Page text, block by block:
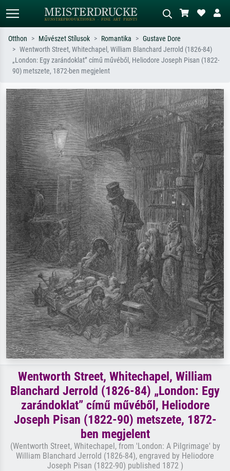
Alap keresés MI-képkereső
Keressen művész, műcím vagy stílus
impresszionizmus, Hokusai-hullám,
akt.
egy fa mellett.
Otthon Művészet Stílusok Romantika
Gustave Dore
Wentworth Street, Whitechapel, William Blanchard Jerrold (1826-84)
„London: Egy zarándoklat” című művéből, Heliodore Joseph Pisan (1822-
90) metszete, 1872-ben megjelent
Wentworth Street, Whitechapel, William
Blanchard Jerrold (1826-84) „London: Egy
zarándoklat” című művéből, Heliodore
Joseph Pisan (1822-90) metszete, 1872-
ben megjelent
(Wentworth Street, Whitechapel, from 'London: A Pilgrimage' by
William Blanchard Jerrold (1826-84), engraved by Heliodore
Joseph Pisan (1822-90) published 1872 )